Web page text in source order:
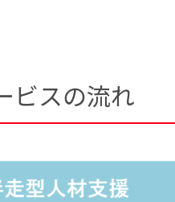
ビスの流れ